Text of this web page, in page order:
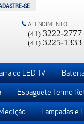
SE
ATENDIMENTO
(41) 3222-2777
(41) 3225-1333
de LED TV
Espaguete Termo
Lampadas e